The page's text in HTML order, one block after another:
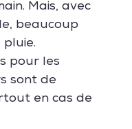
Mais, avec
beaucoup
pluie.
pour les
sont de
en cas de